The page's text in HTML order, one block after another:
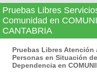
Pruebas Libres
Comunidad en
CANTABRIA
Pruebas Libres Atención
Personas en Situación de
Dependencia en